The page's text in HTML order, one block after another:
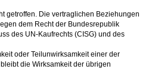
getroffen. Die vertraglichen Beziehungen
dem Recht der Bundesrepublik
des UN-Kaufrechts (CISG) und des
oder Teilunwirksamkeit einer der
die Wirksamkeit der übrigen